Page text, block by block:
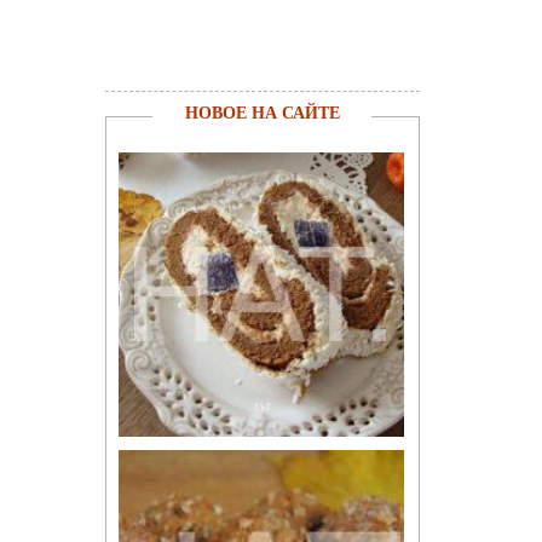
НОВОЕ НА САЙТЕ